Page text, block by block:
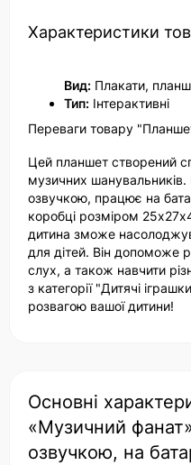
Характеристики
Вид: Плакати,
Тип: Інтерактивні
Переваги товару
Цей планшет створений
музичних
озвучкою, працює на
коробці розміром
дитина зможе
для дітей. Він допоможе
слух, а також навчити
з категорії "Дитячі
розвагою вашої дитини!
Основні
«Музичний
озвучкою, на